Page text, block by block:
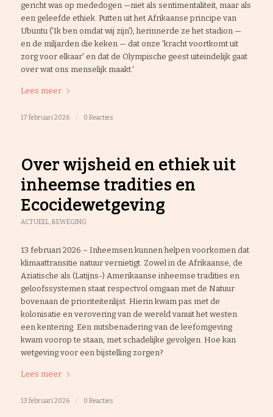
gericht was op mededogen —niet als sentimentaliteit, maar als
een geleefde ethiek. Putten uit het Afrikaanse principe van
Ubuntu ('Ik ben omdat wij zijn'), herinnerde ze het stadion —
en de miljarden die keken — dat onze 'kracht voortkomt uit
zorg voor elkaar' en dat de Olympische geest uiteindelijk gaat
over wat ons menselijk maakt.'
Lees meer
17 februari 2026 0 Reacties
Over wijsheid en ethiek uit
inheemse tradities en
Ecocidewetgeving
ACTUEEL,BEWEGING
13 februari 2026 – Inheemsen kunnen helpen voorkomen dat
klimaattransitie natuur vernietigt. Zowel in de Afrikaanse, de
Aziatische als (Latijns-) Amerikaanse inheemse tradities en
geloofssystemen staat respectvol omgaan met de Natuur
bovenaan de prioriteitenlijst. Hierin kwam pas met de
kolonisatie en verovering van de wereld vanuit het westen
een kentering. Een nutsbenadering van de leefomgeving
kwam voorop te staan, met schadelijke gevolgen. Hoe kan
wetgeving voor een bijstelling zorgen?
Lees meer
13 februari 2026 0 Reacties